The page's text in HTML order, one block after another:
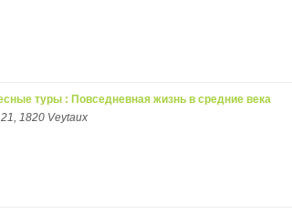
туры : Повседневная жизнь в средние века
1820 Veytaux